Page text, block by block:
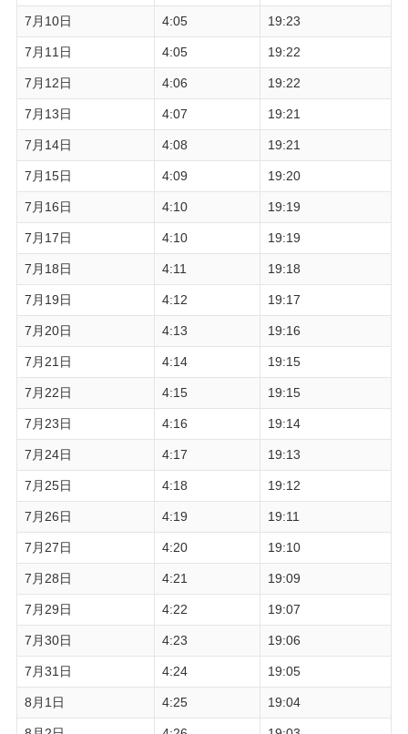
7月10日 4:05 19:23
7月11日 4:05 19:22
7月12日 4:06 19:22
7月13日 4:07 19:21
7月14日 4:08 19:21
7月15日 4:09 19:20
7月16日 4:10 19:19
7月17日 4:10 19:19
7月18日 4:11 19:18
7月19日 4:12 19:17
7月20日 4:13 19:16
7月21日 4:14 19:15
7月22日 4:15 19:15
7月23日 4:16 19:14
7月24日 4:17 19:13
7月25日 4:18 19:12
7月26日 4:19 19:11
7月27日 4:20 19:10
7月28日 4:21 19:09
7月29日 4:22 19:07
7月30日 4:23 19:06
7月31日 4:24 19:05
8月1日 4:25 19:04